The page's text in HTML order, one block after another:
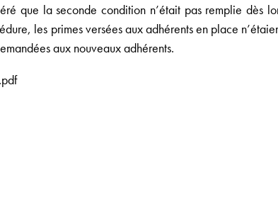
que la seconde condition n’était pas remplie dès
les primes versées aux adhérents en place
aux nouveaux adhérents.